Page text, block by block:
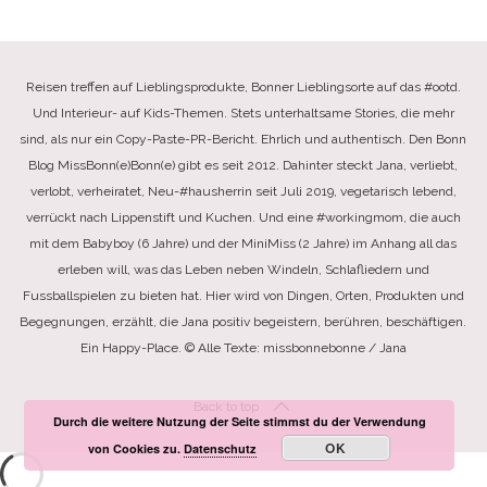
Reisen treffen auf Lieblingsprodukte, Bonner Lieblingsorte auf das #ootd.
Und Interieur- auf Kids-Themen. Stets unterhaltsame Stories, die mehr
sind, als nur ein Copy-Paste-PR-Bericht. Ehrlich und authentisch. Den Bonn
Blog MissBonn(e)Bonn(e) gibt es seit 2012. Dahinter steckt Jana, verliebt,
verlobt, verheiratet, Neu-#hausherrin seit Juli 2019, vegetarisch lebend,
verrückt nach Lippenstift und Kuchen. Und eine #workingmom, die auch
mit dem Babyboy (6 Jahre) und der MiniMiss (2 Jahre) im Anhang all das
erleben will, was das Leben neben Windeln, Schlafliedern und
Fussballspielen zu bieten hat. Hier wird von Dingen, Orten, Produkten und
Begegnungen, erzählt, die Jana positiv begeistern, berühren, beschäftigen.
Ein Happy-Place. © Alle Texte: missbonnebonne / Jana
Back to top
Durch die weitere Nutzung der Seite stimmst du der Verwendung
von Cookies zu.Datenschutz OK